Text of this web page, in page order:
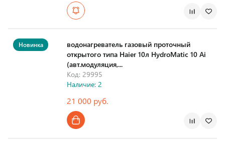
водонагреватель газовый проточный
открытого типа Haier 10л HydroMatic 10 Ai
(авт.модуляция,...
Код: 29995
Наличие: 2
21 000 руб.
Новинка